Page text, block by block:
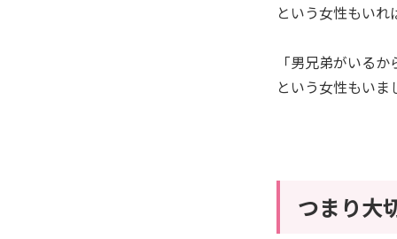
という女性もいれ
「男兄弟がいる
という女性もいま
つまり大